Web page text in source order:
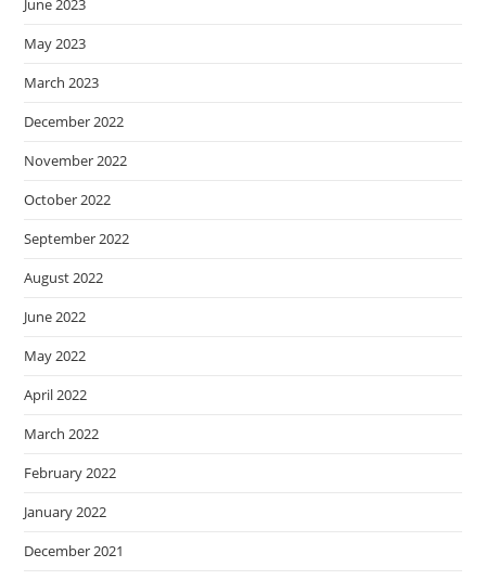
May 2023
March 2023
December 2022
November 2022
October 2022
September 2022
August 2022
June 2022
May 2022
April 2022
March 2022
February 2022
January 2022
December 2021